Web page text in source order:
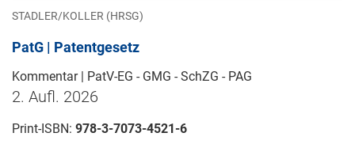
STADLER/KOLLER (HRSG)
PatG | Patentgesetz
Kommentar | PatV-EG - GMG - SchZG - PAG
2. Aufl. 2026
Print-ISBN: 978-3-7073-4521-6